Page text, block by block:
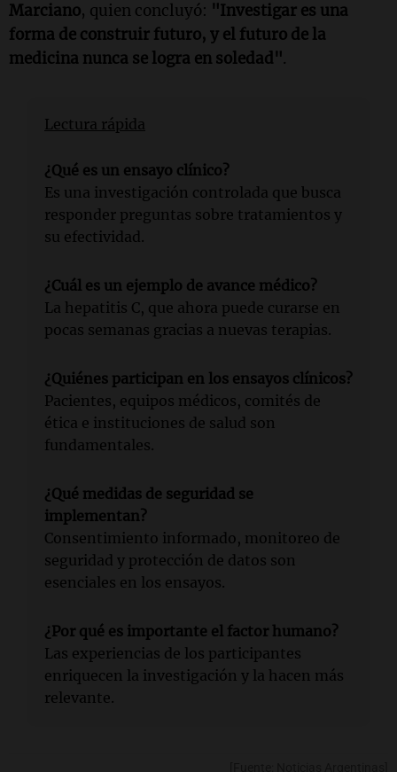
Marciano, quien concluyó: "Investigar es una
forma de construir futuro, y el futuro de la
medicina nunca se logra en soledad".
Lectura rápida
¿Qué es un ensayo clínico?
Es una investigación controlada que busca
responder preguntas sobre tratamientos y
su efectividad.
¿Cuál es un ejemplo de avance médico?
La hepatitis C, que ahora puede curarse en
pocas semanas gracias a nuevas terapias.
¿Quiénes participan en los ensayos clínicos?
Pacientes, equipos médicos, comités de
ética e instituciones de salud son
fundamentales.
¿Qué medidas de seguridad se
implementan?
Consentimiento informado, monitoreo de
seguridad y protección de datos son
esenciales en los ensayos.
¿Por qué es importante el factor humano?
Las experiencias de los participantes
enriquecen la investigación y la hacen más
relevante.